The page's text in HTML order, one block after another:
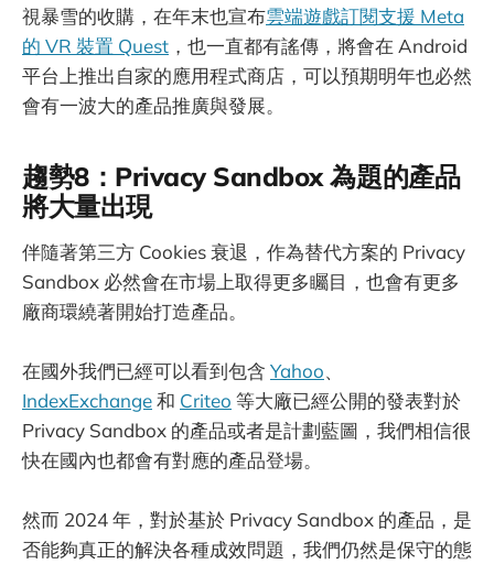
視暴雪的收購，在年末也宣布雲端遊戲訂閱支援 Meta
的 VR 裝置 Quest ，也一直都有謠傳，將會在 Android
平台上推出自家的應用程式商店，可以預期明年也必然
會有一波大的產品推廣與發展。
趨勢8：Privacy Sandbox 為題的產品
將大量出現
伴隨著第三方 Cookies 衰退，作為替代方案的 Privacy
Sandbox 必然會在市場上取得更多矚目，也會有更多
廠商環繞著開始打造產品。
在國外我們已經可以看到包含 Yahoo、
IndexExchange和 Criteo 等大廠已經公開的發表對於
Privacy Sandbox 的產品或者是計劃藍圖，我們相信很
快在國內也都會有對應的產品登場。
然而 2024 年，對於基於 Privacy Sandbox 的產品，是
否能夠真正的解決各種成效問題，我們仍然是保守的態